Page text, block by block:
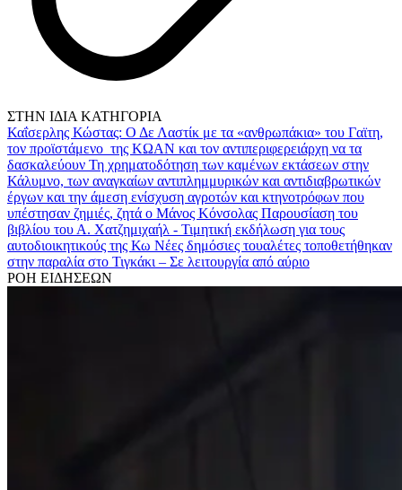
ΣΤΗΝ ΙΔΙΑ ΚΑΤΗΓΟΡΙΑ
Καΐσερλης Κώστας: Ο Δε Λαστίκ με τα «ανθρωπάκια» του Γαϊτη,
τον προϊστάμενο της ΚΩΑΝ και τον αντιπεριφερειάρχη να τα
δασκαλεύουν Τη χρηματοδότηση των καμένων εκτάσεων στην
Κάλυμνο, των αναγκαίων αντιπλημμυρικών και αντιδιαβρωτικών
έργων και την άμεση ενίσχυση αγροτών και κτηνοτρόφων που
υπέστησαν ζημιές, ζητά ο Μάνος Κόνσολας Παρουσίαση του
βιβλίου του Α. Χατζημιχαήλ - Τιμητική εκδήλωση για τους
αυτοδιοικητικούς της Κω Νέες δημόσιες τουαλέτες τοποθετήθηκαν
στην παραλία στο Τιγκάκι – Σε λειτουργία από αύριο
ΡΟΗ ΕΙΔΗΣΕΩΝ